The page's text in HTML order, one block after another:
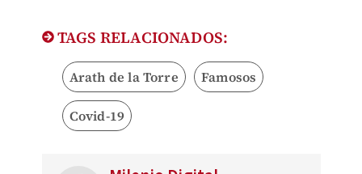
TAGS RELACIONADOS:
Arath de la Torre Famosos
Covid-19